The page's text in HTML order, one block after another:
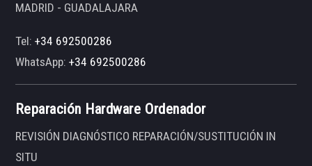
MADRID - GUADALAJARA
Tel:+34 692500286
WhatsApp:+34 692500286
Reparación Hardware Ordenador
REVISIÓN DIAGNÓSTICO REPARACIÓN/SUSTITUCIÓN IN
SITU